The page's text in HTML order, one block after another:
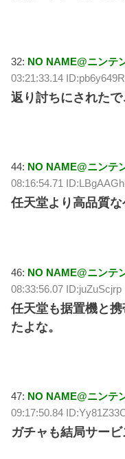
32: NO NAME@ニンテ
03:21:33.14
返り討ちにされたで
44: NO NAME@ニンテ
08:16:54.71
任天堂より高品質
46: NO NAME@ニンテ
08:33:56.07 ID:juZuScjrp
任天堂も据置機と
たよな。
47: NO NAME@ニンテ
09:17:50.84
ガチャも結局サー